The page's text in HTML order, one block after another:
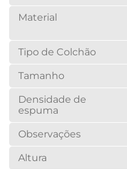
Material
Tipo de Colchão
Tamanho
Densidade de
espuma
Observações
Altura